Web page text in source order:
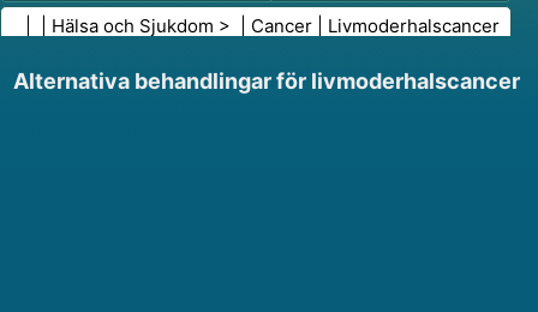
Kost och näring
Familjehälsa
Hälsa och Sjukdom > | Cancer Livmoderhalscancer
Alternativa behandlingar för livmoderhalscancer